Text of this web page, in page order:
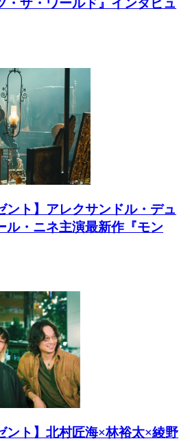
・ザ・ワールド』インタビュ
ント】アレクサンドル・デュ
ル・ニネ主演最新作『モン
ント】北村匠海×林裕太×綾野